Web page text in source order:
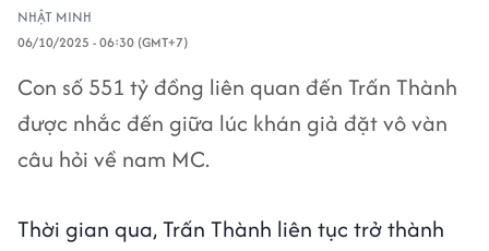
NHẬT MINH
06/10/2025 - 06:30 (GMT+7)
Con số 551 tỷ đồng liên quan đến Trấn Thành
được nhắc đến giữa lúc khán giả đặt vô vàn
câu hỏi về nam MC.
Thời gian qua, Trấn Thành liên tục trở thành